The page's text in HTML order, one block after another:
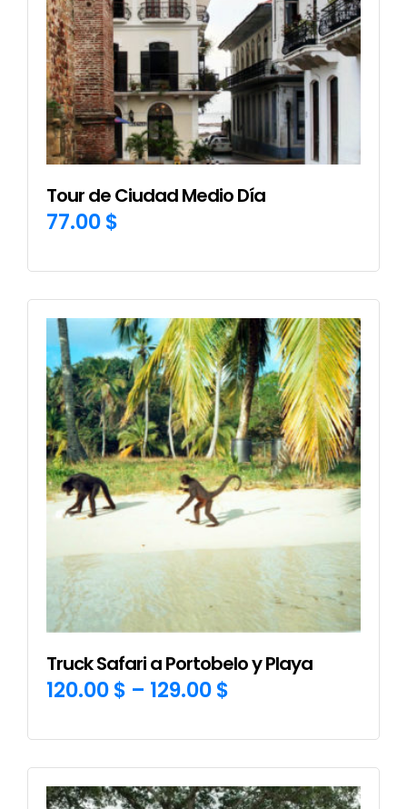
Tour de Ciudad Medio Día
77.00$
múltiples
variantes.
Las
opciones
se
pueden
elegir
en
la
de
producto
Truck Safari a Portobelo y Playa
120.00$ – 129.00$
múltiples